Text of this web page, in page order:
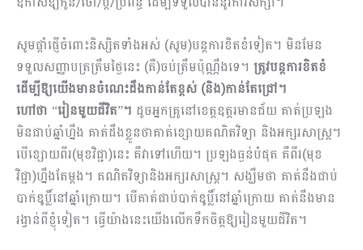
សូមផ្ដាំផ្ញើចំពោះនិស្សិតទាំងអស់ (សូម)បន្តការខិតខំទៀត។ មិនមែន
ទទួលសញ្ញាបត្រត្រឹមថ្ងៃនេះ (គឺ)ចប់ត្រឹមប៉ុណ្ណឹងទេ។ ត្រូវបន្តការខិតខំ
ដើម្បីឱ្យយើងមានចំណេះដឹងកាន់តែខ្ពស់ (និង)កាន់តែជ្រៅ។
ហៅថា “រៀនមួយជីវិត”។ ដូចអ្នកគ្រូនៅខេត្តឧត្តរមានជ័យ គាត់ប្រឡង
មិនជាប់ឆ្នាំហ្នឹង គាត់ដឹងខ្លួនថាគាត់ខ្សោយគណិតវិទ្យា និងអក្សរសាស្ត្រ។
បើខ្សោយពីរ(មុខវិជ្ជា)នេះ គឺវាទៅហើយ។ ប្រឡងធ្ងន់បំផុត គឺពីរ(មុខ
វិជ្ជា)ហ្នឹងតែម្ដង។ គណិតវិទ្យានិងអក្សរសាស្ត្រ។ សង្ឃឹមថា គាត់នឹងជាប់
បាក់ឌូប្លិ៍នៅឆ្នាំក្រោយ។ បើគាត់ជាប់បាក់ឌូប្លិ៍នៅឆ្នាំក្រោយ គាត់នឹងមាន
រង្វាន់ពីខ្ញុំទៀត។ ធ្វើយ៉ាងនេះយើងលើកទឹកចិត្តឱ្យរៀនមួយជីវិត។